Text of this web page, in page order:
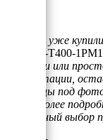
Если Вы уже купили
АД-60С-Т400-
компании или
эксплуатации,
страницы под
людям более
правильный выбор